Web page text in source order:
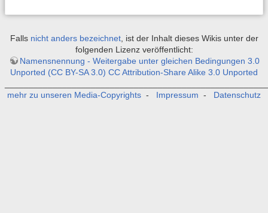
Falls nicht anders bezeichnet, ist der Inhalt dieses Wikis unter der
folgenden Lizenz veröffentlicht:
Namensnennung - Weitergabe unter gleichen Bedingungen 3.0
Unported (CC BY-SA 3.0) CC Attribution-Share Alike 3.0 Unported
mehr zu unseren Media-Copyrights - Impressum - Datenschutz